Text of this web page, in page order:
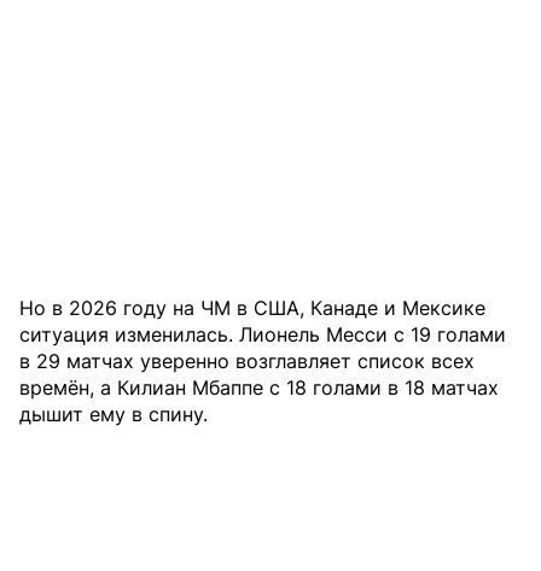
Но в 2026 году на ЧМ в США, Канаде и Мексике
ситуация изменилась. Лионель Месси с 19 голами
в 29 матчах уверенно возглавляет список всех
времён, а Килиан Мбаппе с 18 голами в 18 матчах
дышит ему в спину.